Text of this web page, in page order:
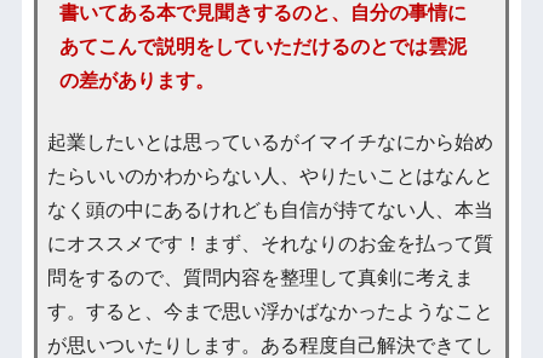
書いてある本で見聞きするのと、自分の事情に
あてこんで説明をしていただけるのとでは雲泥
の差があります。
起業したいとは思っているがイマイチなにから始め
たらいいのかわからない人、やりたいことはなんと
なく頭の中にあるけれども自信が持てない人、本当
にオススメです！まず、それなりのお金を払って質
問をするので、質問内容を整理して真剣に考えま
す。すると、今まで思い浮かばなかったようなこと
が思いついたりします。ある程度自己解決できてし